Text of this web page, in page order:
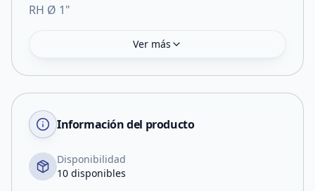
RH Ø 1"
Ver más
Información del producto
Disponibilidad
10 disponibles